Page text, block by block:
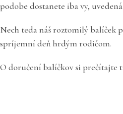
podobe dostanete iba vy,
Nech teda náš roztomilý balíček
spríjemní deň hrdým rodičom.
O doručení balíčkov si prečítajte